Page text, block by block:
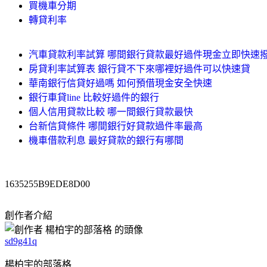
買機車分期
轉貸利率
汽車貸款利率試算 哪間銀行貸款最好過件現金立即快速
房貸利率試算表 銀行貸不下來哪裡好過件可以快速貸
華南銀行信貸好過嗎 如何預借現金安全快速
銀行車貸line 比較好過件的銀行
個人信用貸款比較 哪一間銀行貸款最快
台新信貸條件 哪間銀行好貸款過件率最高
機車借款利息 最好貸款的銀行有哪間
1635255B9EDE8D00
創作者介紹
sd9g41q
楊柏宇的部落格